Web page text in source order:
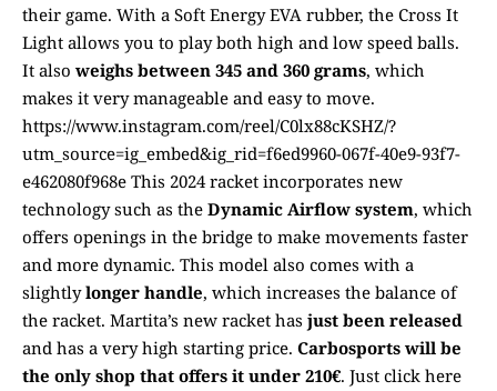
their game. With a Soft Energy EVA rubber, the Cross It
Light allows you to play both high and low speed balls.
It also weighs between 345 and 360 grams, which
makes it very manageable and easy to move.
https://www.instagram.com/reel/C0lx88cKSHZ/?
utm_source=ig_embed&ig_rid=f6ed9960-067f-40e9-93f7-
e462080f968e This 2024 racket incorporates new
technology such as the Dynamic Airflow system, which
offers openings in the bridge to make movements faster
and more dynamic. This model also comes with a
slightlylonger handle, which increases the balance of
the racket. Martita’s new racket has just been released
and has a very high starting price. Carbosports will be
the only shop that offers it under 210€. Just click here